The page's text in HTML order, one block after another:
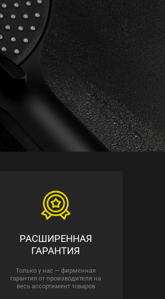
РАСШИРЕННАЯ
ГАРАНТИЯ
Только у нас — фирменная
гарантия от производителя на
весь ассортимент товаров